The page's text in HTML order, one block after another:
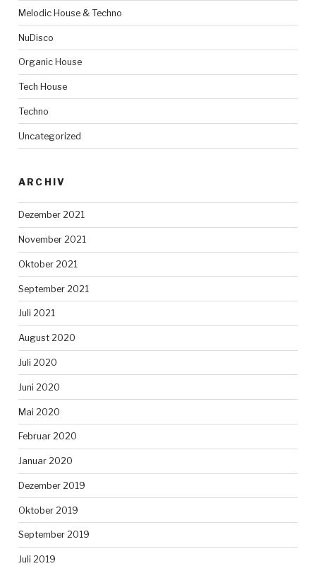
Melodic House & Techno
NuDisco
Organic House
Tech House
Techno
Uncategorized
ARCHIV
Dezember 2021
November 2021
Oktober 2021
September 2021
Juli 2021
August 2020
Juli 2020
Juni 2020
Mai 2020
Februar 2020
Januar 2020
Dezember 2019
Oktober 2019
September 2019
Juli 2019